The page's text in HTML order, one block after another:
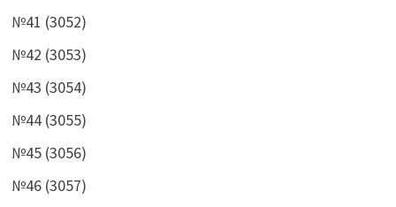
№41 (3052)
№42 (3053)
№43 (3054)
№44 (3055)
№45 (3056)
№46 (3057)